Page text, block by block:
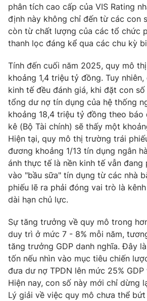
Emagazine Podcast
Photo
Video Shorts
VTV Money VTV
VTV Sức khoẻ Bất
Thị trường 24h Tấm
VTV4 Vươn
Liên hệ tòa soạn English
THỜI BÁO VTV
phân tích cao cấp của VIS Rating
định này không chỉ đến từ các con
còn từ chất lượng của các tổ chức
thanh lọc đáng kể qua các chu kỳ
Tính đến cuối năm 2025, quy mô
khoảng 1,4 triệu tỷ đồng. Tuy
kinh tế đều đánh giá, khi đặt con
tổng dư nợ tín dụng của hệ thống
khoảng 18,4 triệu tỷ đồng theo báo
kê (Bộ Tài chính) sẽ thấy một
Hiện tại, quy mô thị trường trái
đương khoảng 1/13 tín dụng ngân
ánh thực tế là nền kinh tế vẫn đang
vào "bầu sữa" tín dụng từ các nhà
phiếu lẽ ra phải đóng vai trò là
dài hạn chủ lực.
Sự tăng trưởng về quy mô trong
duy trì ở mức 7 - 8% mỗi năm,
tăng trưởng GDP danh nghĩa. Đây
tốn nếu nhìn vào mục tiêu chiến
đưa dư nợ TPDN lên mức 25%
Hiện nay, con số này mới chỉ dừng
Lý giải về việc quy mô chưa thể